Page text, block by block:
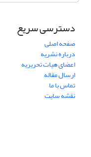
دسترسی سریع
صفحه اصلی
درباره نشریه
اعضای هیات تحریریه
ارسال مقاله
تماس با ما
نقشه سایت